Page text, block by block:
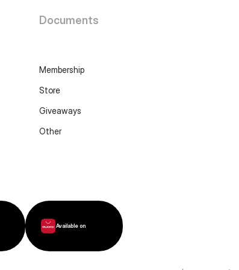
Documents
Membership
Store
Giveaways
Other
Available on